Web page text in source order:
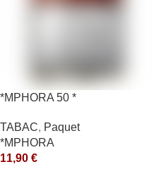
*MPHORA 50 *
TABAC, Paquet
*MPHORA
11,90 €